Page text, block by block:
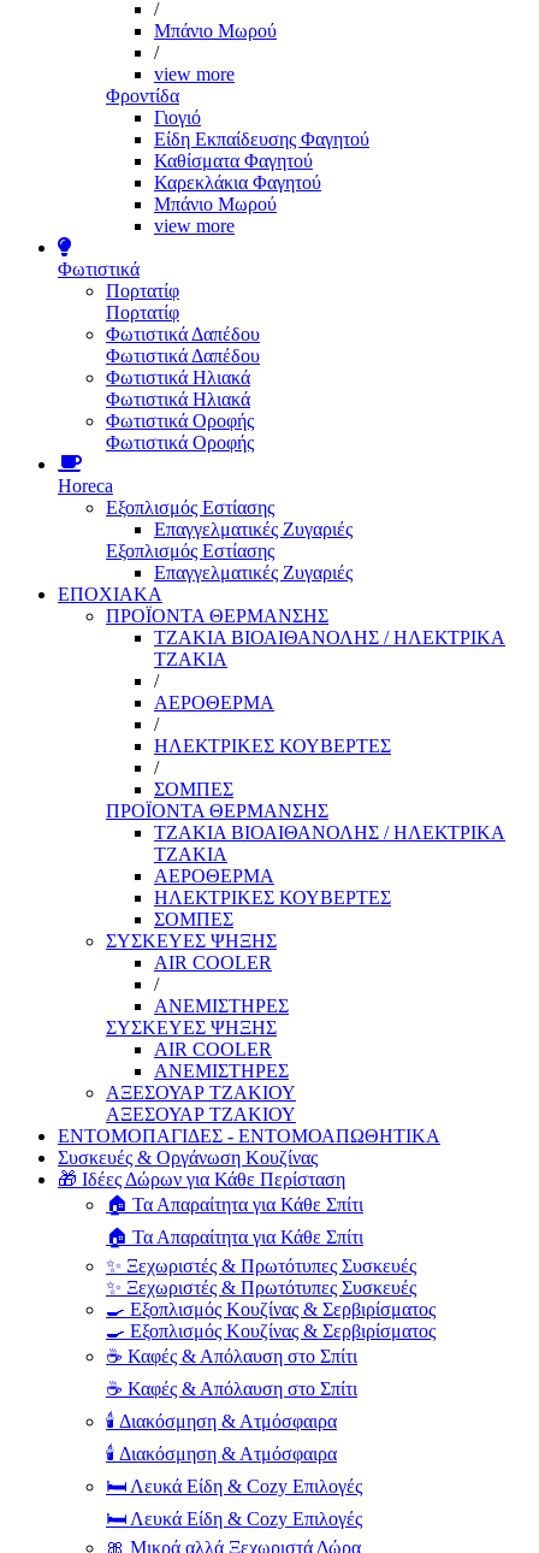
/
Μπάνιο Μωρού
/
view more
Φροντίδα
Γιογιό
Είδη Εκπαίδευσης Φαγητού
Καθίσματα Φαγητού
Καρεκλάκια Φαγητού
Μπάνιο Μωρού
view more
Φωτιστικά
Πορτατίφ
Πορτατίφ
Φωτιστικά Δαπέδου
Φωτιστικά Δαπέδου
Φωτιστικά Ηλιακά
Φωτιστικά Ηλιακά
Φωτιστικά Οροφής
Φωτιστικά Οροφής
Horeca
Εξοπλισμός Εστίασης
Επαγγελματικές Ζυγαριές
Εξοπλισμός Εστίασης
Επαγγελματικές Ζυγαριές
ΕΠΟΧΙΑΚΑ
ΠΡΟΪΟΝΤΑ ΘΕΡΜΑΝΣΗΣ
ΤΖΑΚΙΑ ΒΙΟΑΙΘΑΝΟΛΗΣ / ΗΛΕΚΤΡΙΚΑ
ΤΖΑΚΙΑ
/
ΑΕΡΟΘΕΡΜΑ
/
ΗΛΕΚΤΡΙΚΕΣ ΚΟΥΒΕΡΤΕΣ
/
ΣΟΜΠΕΣ
ΠΡΟΪΟΝΤΑ ΘΕΡΜΑΝΣΗΣ
ΤΖΑΚΙΑ ΒΙΟΑΙΘΑΝΟΛΗΣ / ΗΛΕΚΤΡΙΚΑ
ΤΖΑΚΙΑ
ΑΕΡΟΘΕΡΜΑ
ΗΛΕΚΤΡΙΚΕΣ ΚΟΥΒΕΡΤΕΣ
ΣΟΜΠΕΣ
ΣΥΣΚΕΥΕΣ ΨΗΞΗΣ
AIR COOLER
/
ΑΝΕΜΙΣΤΗΡΕΣ
ΣΥΣΚΕΥΕΣ ΨΗΞΗΣ
AIR COOLER
ΑΝΕΜΙΣΤΗΡΕΣ
ΑΞΕΣΟΥΑΡ ΤΖΑΚΙΟΥ
ΑΞΕΣΟΥΑΡ ΤΖΑΚΙΟΥ
ΕΝΤΟΜΟΠΑΓΙΔΕΣ - ΕΝΤΟΜΟΑΠΩΘΗΤΙΚΑ
Συσκευές & Οργάνωση Κουζίνας
🎁 Ιδέες Δώρων για Κάθε Περίσταση
🏠 Τα Απαραίτητα για Κάθε Σπίτι
🏠 Τα Απαραίτητα για Κάθε Σπίτι
✨ Ξεχωριστές & Πρωτότυπες Συσκευές
✨ Ξεχωριστές & Πρωτότυπες Συσκευές
🍳 Εξοπλισμός Κουζίνας & Σερβιρίσματος
🍳 Εξοπλισμός Κουζίνας & Σερβιρίσματος
☕ Καφές & Απόλαυση στο Σπίτι
☕ Καφές & Απόλαυση στο Σπίτι
🕯️ Διακόσμηση & Ατμόσφαιρα
🕯️ Διακόσμηση & Ατμόσφαιρα
🛏️ Λευκά Είδη & Cozy Επιλογές
🛏️ Λευκά Είδη & Cozy Επιλογές
🎀 Μικρά αλλά Ξεχωριστά Δώρα